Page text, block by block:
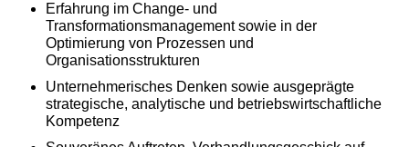
Erfahrung im Change- und
Transformationsmanagement sowie in der
Optimierung von Prozessen und
Organisationsstrukturen
Unternehmerisches Denken sowie ausgeprägte
strategische, analytische und betriebswirtschaftliche
Kompetenz